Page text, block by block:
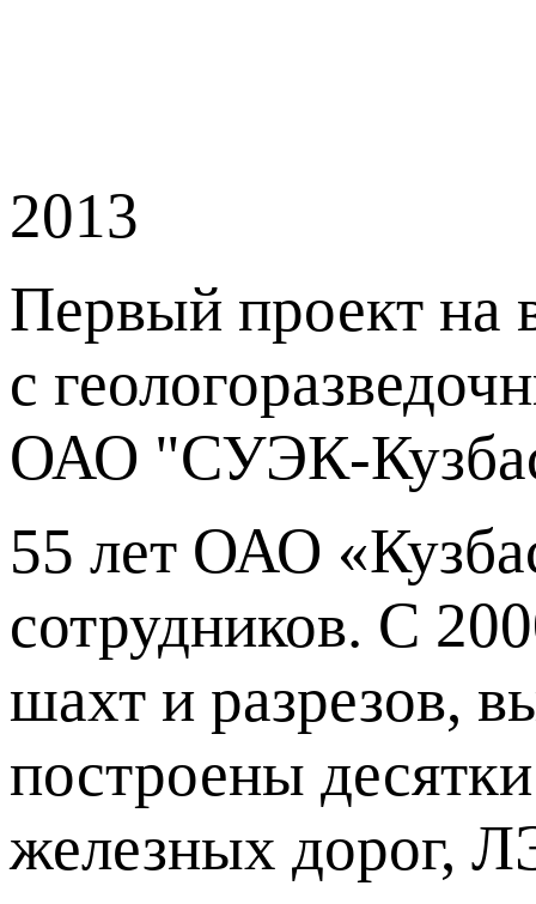
2013
Первый проект на
с
ОАО "СУЭК-
55 лет ОАО
сотрудников. С
шахт и разрезов,
построены
железных дорог,